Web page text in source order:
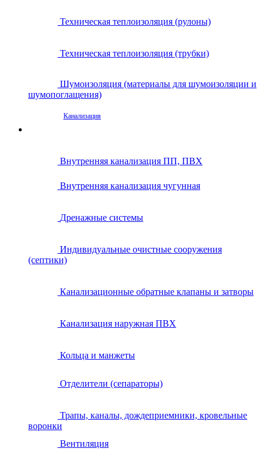
Техническая теплоизоляция (рулоны)
Техническая теплоизоляция (трубки)
Шумоизоляция (материалы для шумоизоляции и
шумопоглащения)
Канализация
Внутренняя канализация ПП, ПВХ
Внутренняя канализация чугунная
Дренажные системы
Индивидуальные очистные сооружения
(септики)
Канализационные обратные клапаны и затворы
Канализация наружная ПВХ
Кольца и манжеты
Отделители (сепараторы)
Трапы, каналы, дождеприемники, кровельные
воронки
Вентиляция